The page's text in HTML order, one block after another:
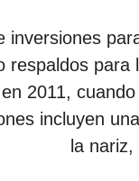
inversiones
respaldos para
2011,
incluyen
la